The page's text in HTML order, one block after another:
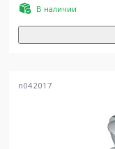
В наличии
n042017